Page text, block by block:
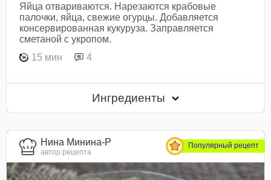
Яйца отвариваются. Нарезаются крабовые
палочки, яйца, свежие огурцы. Добавляется
консервированная кукуруза. Заправляется
сметаной с укропом.
15 мин
4
Ингредиенты
Нина Минина-Р
автор рецепта
Популярный рецепт